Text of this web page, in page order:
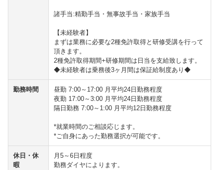
諸手当:精勤手当・無事故手当・家族手当
【未経験者】
まずは業務に必要な2種免許取得と研修受講を行って
頂きます。
2種免許取得期間+研修期間は日当を支給致します。
◆未経験者は乗務後3ヶ月間は保証給制度あり◆
勤務時間
昼勤 7:00～17:00 月平均24日勤務程度
夜勤 17:00～3:00 月平均24日勤務程度
隔日勤務 7:00～1:00 月平均12日勤務程度
*就業時間のご相談応じます。
*ご自身にあった勤務選択が可能です。
休日・休
暇
月5～6日程度
勤務ダイヤによります。